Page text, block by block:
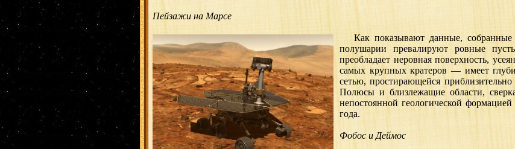
Пейзажи на Марсе
Как показывают данные, собранные
полушарии превалируют ровные
преобладает неровная поверхность,
самых крупных кратеров — имеет
сетью, простирающейся
Полюсы и близлежащие области,
непостоянной геологической
года.
Фобос и Деймос